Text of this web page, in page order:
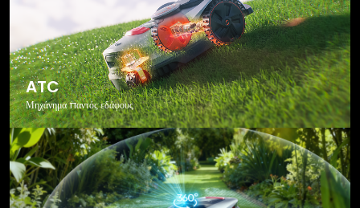
ATC
Μηχάνημα παντός εδάφους